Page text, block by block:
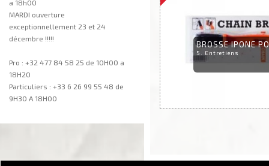
a 18h00
MARDI ouverture
exceptionnellement 23 et 24
décembre !!!!!
Pro : +32 477 84 58 25 de 10H00 a
18H20
Particuliers : +33 6 26 99 55 48 de
9H30 A 18H00
BROSSE IPONE
5. Entretiens